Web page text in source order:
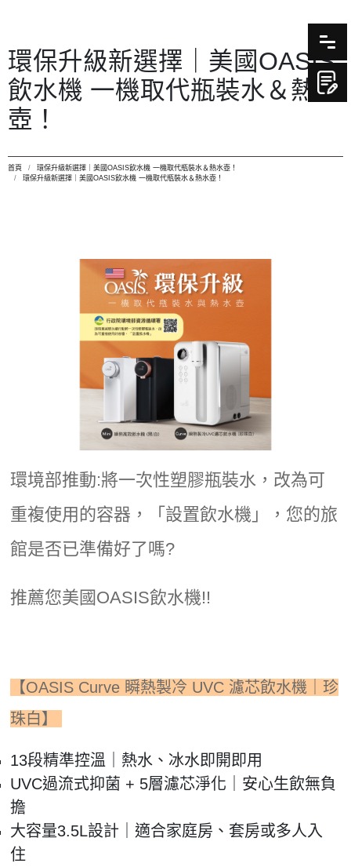
環保升級新選擇｜美國OASIS
飲水機 一機取代瓶裝水＆熱水
壺！
首頁
環保升級新選擇｜美國OASIS飲水機 一機取代瓶裝水＆熱水壺！
環保升級新選擇｜美國OASIS飲水機 一機取代瓶裝水＆熱水壺！
環境部推動:將一次性塑膠瓶裝水，改為可
重複使用的容器，「設置飲水機」，您的旅
館是否已準備好了嗎?
推薦您美國OASIS飲水機!!
【OASIS Curve 瞬熱製冷 UVC 濾芯飲水機｜珍
珠白】
13段精準控溫｜熱水、冰水即開即用
UVC過流式抑菌 + 5層濾芯淨化｜安心生飲無負
擔
大容量3.5L設計｜適合家庭房、套房或多人入
住